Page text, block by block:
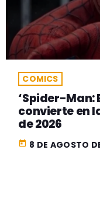
COMICS
‘Spider-Man:
convierte en
de 2026
today 8 DE AGOSTO